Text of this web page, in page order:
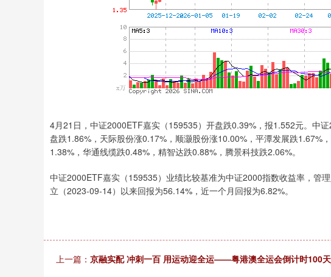
4月21日，中证2000ETF嘉实（159535）开盘跌0.39%，报1.552元。中
盘跌1.86%，天际股份涨0.17%，顺灏股份涨10.00%，平潭发展跌1.67%
1.38%，华通线缆跌0.48%，精智达跌0.88%，腾景科技跌2.06%。
中证2000ETF嘉实（159535）业绩比较基准为中证2000指数收益率，管
立（2023-09-14）以来回报为56.14%，近一个月回报为6.82%。
上一篇： 京融实配 冲刺一百 用运动迎全运——粤港澳全运会倒计时100